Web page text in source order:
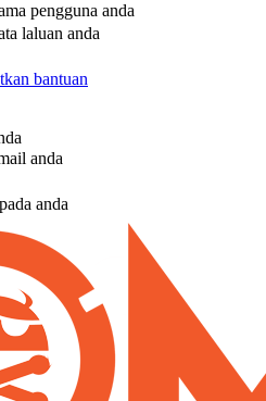
pengguna anda
laluan anda
bantuan
anda
anda